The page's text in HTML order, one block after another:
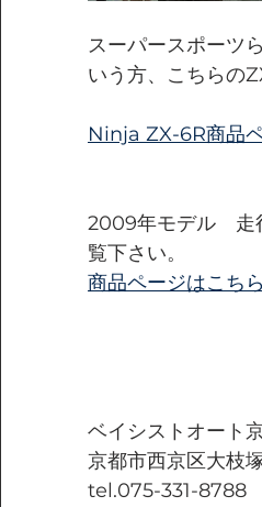
スーパースポーツ
いう方、こちらの
Ninja ZX-6R商品
2009年モデル　
覧下さい。
商品ページはこち
ベイシストオート
京都市西京区大枝
tel.075-331-8788